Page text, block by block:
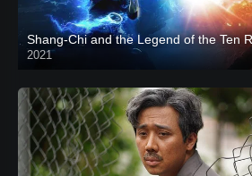
2021
CAM